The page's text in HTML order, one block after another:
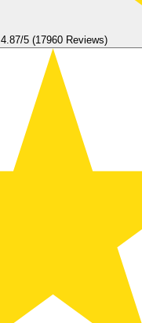
4.87/5 (17960 Reviews)